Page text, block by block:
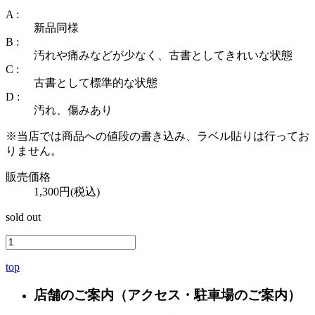
A :
新品同様
B :
汚れや痛みなどが少なく、古書としてきれいな状態
C :
古書として標準的な状態
D :
汚れ、傷みあり
※当店では商品への値段の書き込み、ラベル貼りは行ってお
りません。
販売価格
1,300円(税込)
sold out
top
店舗のご案内 （アクセス・駐車場のご案内）